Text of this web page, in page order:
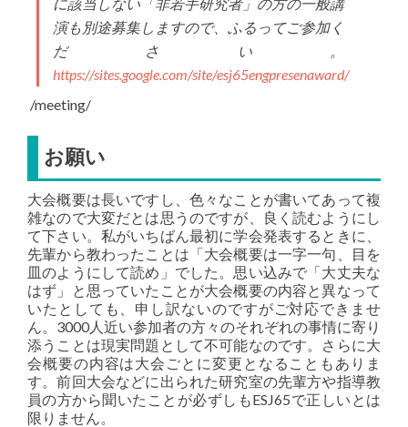
演も別途募集しますので、ふるってご参加く
ださい。
https://sites.google.com/site/esj65engpresenaward/
/meeting/
お願い
大会概要は長いですし、色々なことが書いてあって複
雑なので大変だとは思うのですが、良く読むようにし
て下さい。私がいちばん最初に学会発表するときに、
先輩から教わったことは「大会概要は一字一句、目を
皿のようにして読め」でした。思い込みで「大丈夫な
はず」と思っていたことが大会概要の内容と異なって
いたとしても、申し訳ないのですがご対応できませ
ん。3000人近い参加者の方々のそれぞれの事情に寄り
添うことは現実問題として不可能なのです。さらに大
会概要の内容は大会ごとに変更となることもありま
す。前回大会などに出られた研究室の先輩方や指導教
員の方から聞いたことが必ずしもESJ65で正しいとは
限りません。